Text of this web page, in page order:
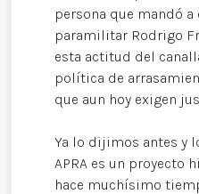
persona que mandó
paramilitar Rodrigo
esta actitud del
política de
que aun hoy exigen
Ya lo dijimos antes y
APRA es un proyecto
hace muchísimo